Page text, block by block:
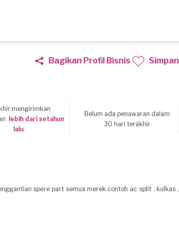
Bagikan Profil Bisnis Simpan
mengirimkan
lebih dari setahun
lalu
Belum ada penawaran dalam
30 hari terakhir
spere part semua merek.contoh ac split , kulkas ,